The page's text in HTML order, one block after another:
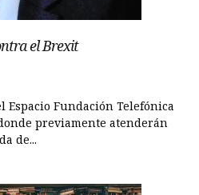
el Brexit
Espacio Fundación Telefónica
previamente atenderán
de...